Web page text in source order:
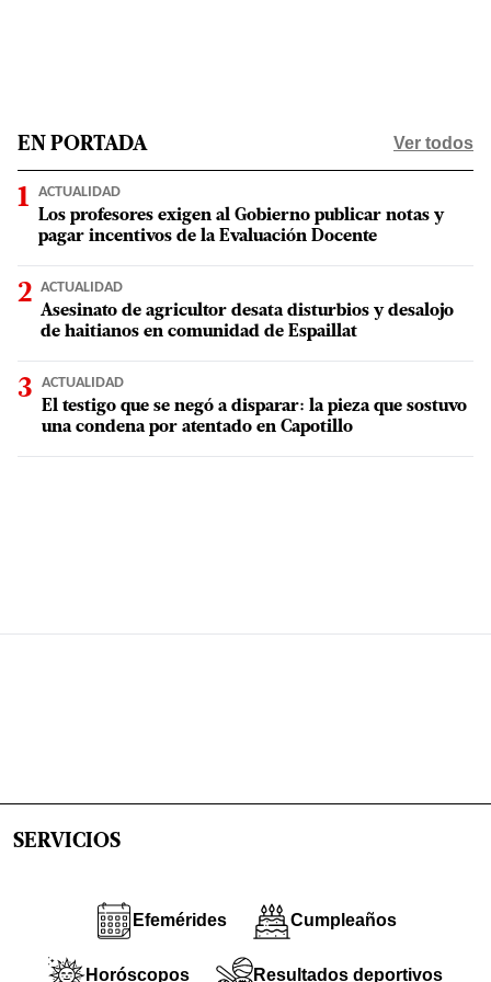
EN PORTADA Ver todos
ACTUALIDAD
Los profesores exigen al Gobierno publicar notas y
pagar incentivos de la Evaluación Docente
ACTUALIDAD
Asesinato de agricultor desata disturbios y desalojo
de haitianos en comunidad de Espaillat
ACTUALIDAD
El testigo que se negó a disparar: la pieza que sostuvo
una condena por atentado en Capotillo
SERVICIOS
Efemérides Cumpleaños
Horóscopos Resultados deportivos